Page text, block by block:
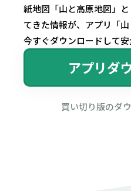
紙地図「山と高原地図」
てきた情報が、アプリ「
今すぐダウンロードして安
アプリダ
買い切り版のダ